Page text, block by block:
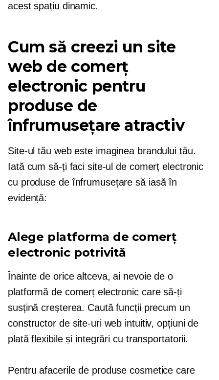
acest spațiu dinamic.
Cum să creezi un site
web de comerț
electronic pentru
produse de
înfrumusețare atractiv
Site-ul tău web este imaginea brandului tău.
Iată cum să-ți faci site-ul de comerț electronic
cu produse de înfrumusețare să iasă în
evidență:
Alege platforma de comerț
electronic potrivită
Înainte de orice altceva, ai nevoie de o
platformă de comerț electronic care să-ți
susțină creșterea. Caută funcții precum un
constructor de site-uri web intuitiv, opțiuni de
plată flexibile și integrări cu transportatorii.
Pentru afacerile de produse cosmetice care